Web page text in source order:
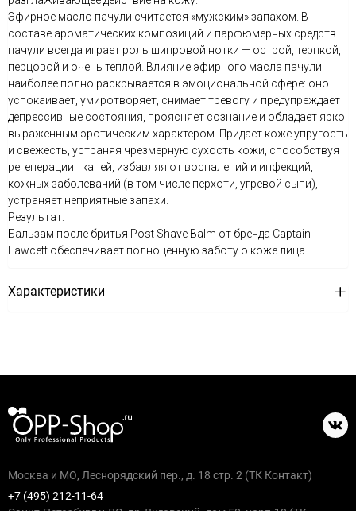
Эфирное масло пачули считается «мужским» запахом. В
составе ароматических композиций и парфюмерных средств
пачули всегда играет роль шипровой нотки — острой, терпкой,
перцовой и очень теплой. Влияние эфирного масла пачули
наиболее полно раскрывается в эмоциональной сфере: оно
успокаивает, умиротворяет, снимает тревогу и предупреждает
депрессивные состояния, проясняет сознание и обладает ярко
выраженным эротическим характером. Придает коже упругость
и свежесть, устраняя чрезмерную сухость кожи, способствуя
регенерации тканей, избавляя от воспалений и инфекций,
кожных заболеваний (в том числе перхоти, угревой сыпи),
устраняет неприятные запахи.
Результат:
Бальзам после бритья Post Shave Balm от бренда Captain
Fawcett обеспечивает полноценную заботу о коже лица.
Характеристики
Москва и МО, Леснорядский пер., д. 18 стр. 2 (ТК Контакт)
+7 (495) 212-11-64